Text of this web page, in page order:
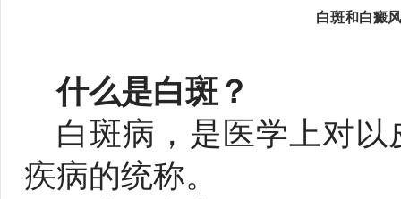
白斑和白癜
什么是白斑？
白斑病，是医学上对
疾病的统称。